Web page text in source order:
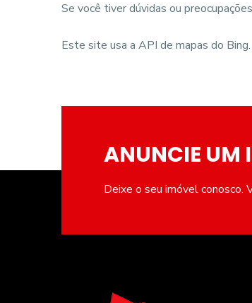
Se você tiver dúvidas ou
Este site usa a API de mapas do Bing.
ANUNCIE UM
Deixe o seu imóvel conosco.